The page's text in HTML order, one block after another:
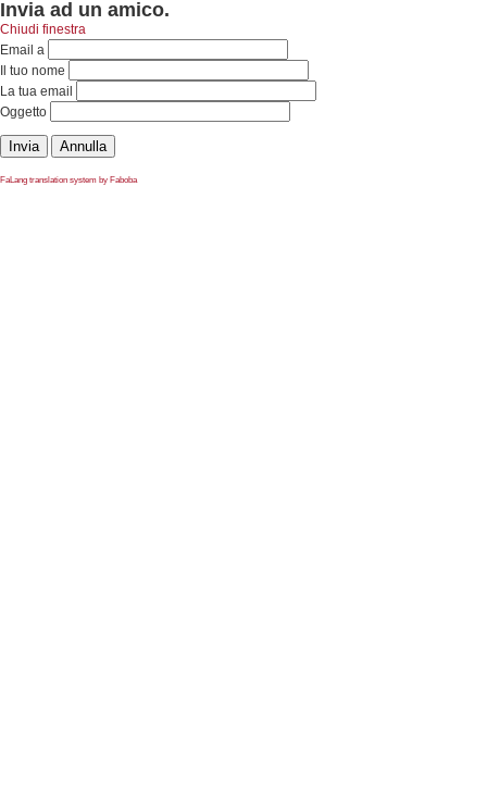
Invia ad un amico.
Chiudi finestra
Email a
Il tuo nome
La tua email
Oggetto
Invia Annulla
FaLang translation system by Faboba